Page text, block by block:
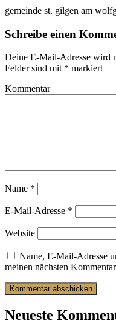
gemeinde st. gilgen am
Schreibe einen
Deine E-Mail-Adresse wird
Felder sind mit * markiert
Kommentar
Name *
E-Mail-Adresse *
Website
Name, E-Mail-Adresse
meinen nächsten
Neueste